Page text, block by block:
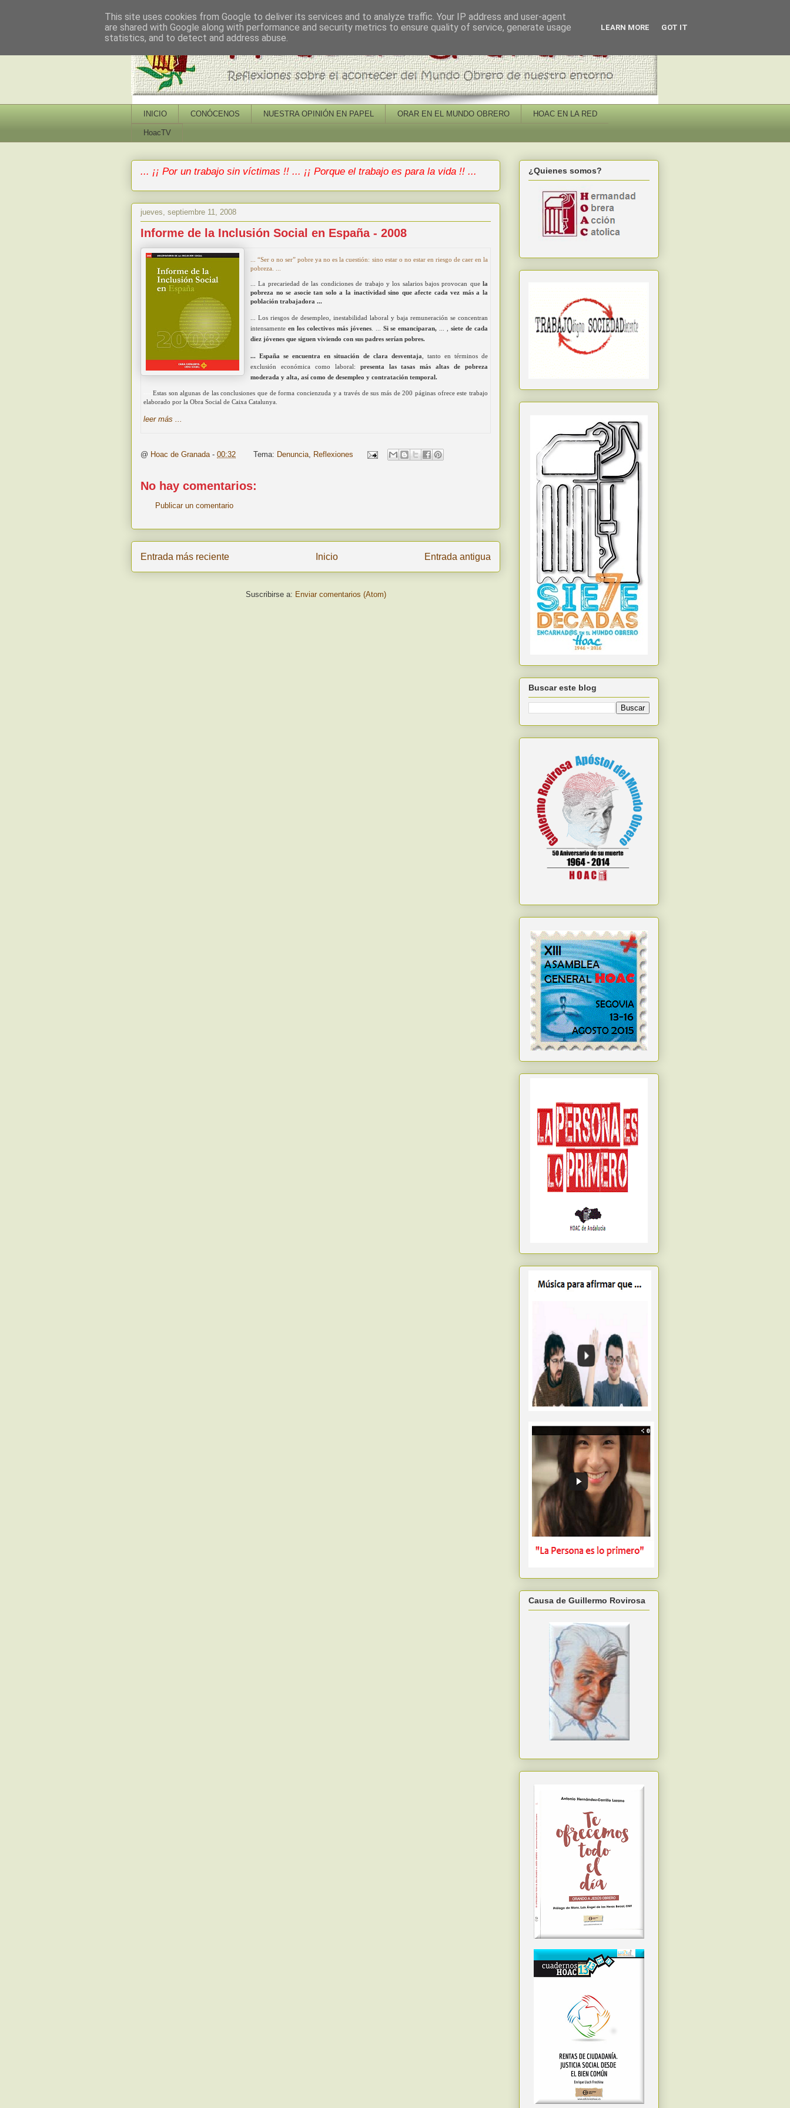
INICIO CONÓCENOS NUESTRA OPINIÓN EN PAPEL ORAR EN EL MUNDO OBRERO HOAC EN LA RED
HoacTV
... ¡¡ Por un trabajo sin víctimas !! ... ¡¡ Porque el trabajo es para la vida !! ...
jueves, septiembre 11, 2008
Informe de la Inclusión Social en España - 2008
...“Ser o no ser” pobre ya no es la cuestión: sino estar o no estar en riesgo de caer en la
pobreza.
... La precariedad de las condiciones de trabajo y los salarios bajos provocan que la
pobreza no se asocie tan solo a la inactividad sino que afecte cada vez más a la
población trabajadora ...
... Los riesgos de desempleo, inestabilidad laboral y baja remuneración se concentran
intensamente en los colectivos más jóvenes. ... Si se emanciparan,
siete de cada
diez jóvenes que siguen viviendo con sus padres serían pobres.
... España se encuentra en situación de clara desventaja , tanto en términos de
exclusión económica como laboral: presenta las tasas más altas de pobreza
moderada y alta, así como de desempleo y contratación temporal.
Estas son algunas de las conclusiones que de forma concienzuda y a través de sus más de 200 páginas ofrece este trabajo
elaborado por la Obra Social de Caixa Catalunya.
leer más ...
@ Hoac de Granada - 00:32 Tema: Denuncia Reflexiones
No hay comentarios:
Publicar un comentario
Entrada más reciente Entrada antigua
Inicio
Suscribirse a: Enviar comentarios (Atom)
¿Quienes somos?
Buscar este blog
Causa de Guillermo Rovirosa
This site uses cookies from Google to deliver its services and to analyze traffic. Your IP address and user-agent
are shared with Google along with performance and security metrics to ensure quality of service, generate usage
statistics, and to detect and address abuse.
LEARN MORE GOT IT